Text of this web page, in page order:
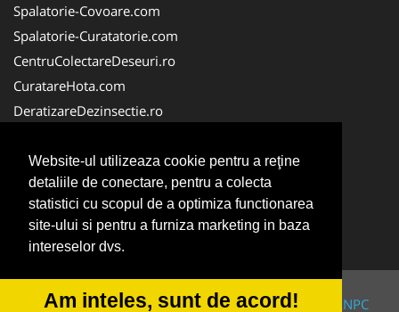
Website-ul utilizeaza cookie pentru a reţine
detaliile de conectare, pentru a colecta
statistici cu scopul de a optimiza functionarea
site-ului si pentru a furniza marketing in baza
intereselor dvs.
Am inteles, sunt de acord!
Spalatorie-Covoare.com
Spalatorie-Curatatorie.com
CentruColectareDeseuri.ro
CuratareHota.com
DeratizareDezinsectie.ro
ColectareDeseuriMedicale.com
FirmaDeratizare.ro
Service-Reparatii.com
Servicii-DDD.com
© 2014-2026 Powered byVilonMedia&TekaBility ANPC